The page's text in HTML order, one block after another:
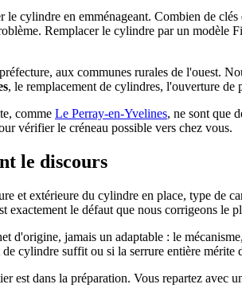
le cylindre en emménageant. Combien de
Remplacer le cylindre par un modèle
aux communes rurales de l'ouest.
, le remplacement de cylindres, l'ouverture de
comme Le Perray-en-Yvelines, ne sont que
vérifier le créneau possible vers chez vous.
le discours
et extérieure du cylindre en place, type de
le défaut que nous corrigeons le
jamais un adaptable : le
cylindre suffit ou si la serrure entière mérite
est dans la préparation. Vous repartez